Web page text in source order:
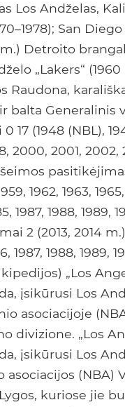
Los Andželas,
San Diego
m.) Detroito
„Lakers“
Raudona,
balta Generalinis
(1948 (NBL),
2000, 2001,
1962, 1963,
1987, 1988, 1989,
2 (2013, 2014 m.)
1987, 1988, 1989,
„Los
įsikūrusi Los
asociacijoje
divizione. „Los
įsikūrusi Los
(NBA)
kuriose jie